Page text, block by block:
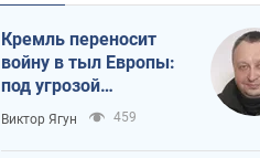
Кремль переносит
войну в тыл Европы:
под угрозой
критическая
логистика
Виктор Ягун 459